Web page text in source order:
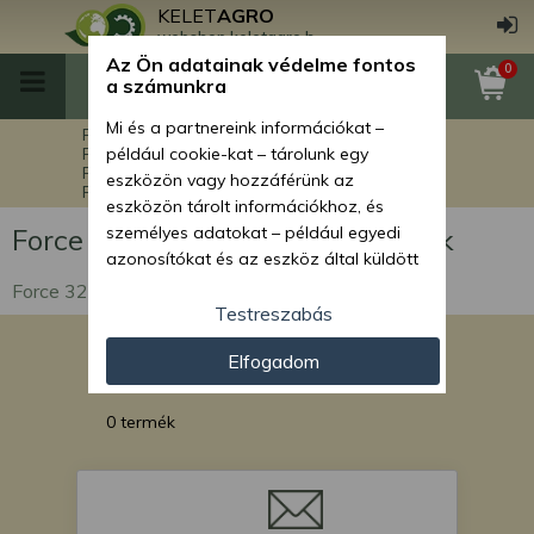
KELETAGRO
webshop.keletagro.hu
0
Főoldal
Force alkatrészek
Force markolók alkatrészei
Force 326 markoló alkatrészek
Force 326 elektromos alkatrészek
Force 326 elektromos alkatrészek
Force 326 elektromos alkatrészek
0 termék
Az Ön adatainak védelme fontos
a számunkra
Mi és a partnereink információkat –
például cookie-kat – tárolunk egy
eszközön vagy hozzáférünk az
eszközön tárolt információkhoz, és
személyes adatokat – például egyedi
azonosítókat és az eszköz által küldött
személyre szabott hirdetések és
tartalom nyújtásához, hirdetés- és
tartalomméréshez, nézettségi adatok
gyűjtéséhez, valamint termékek
kifejlesztéséhez és a termékek
partnereink eszközleolvasásos
módszerrel szerzett pontos geolokációs
adatokat és azonosítási információkat
Testreszabás
Elfogadom